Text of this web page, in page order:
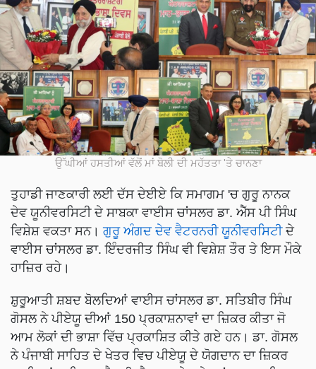
ਉੱਘੀਆਂ ਹਸਤੀਆਂ ਵੱਲੋਂ ਮਾਂ ਬੋਲੀ ਦੀ ਮਹੱਤਤਾ 'ਤੇ ਚਾਨਣਾ
ਤੁਹਾਡੀ ਜਾਣਕਾਰੀ ਲਈ ਦੱਸ ਦੇਈਏ ਕਿ ਸਮਾਗਮ 'ਚ ਗੁਰੂ ਨਾਨਕ
ਦੇਵ ਯੂਨੀਵਰਸਿਟੀ ਦੇ ਸਾਬਕਾ ਵਾਈਸ ਚਾਂਸਲਰ ਡਾ. ਐੱਸ ਪੀ ਸਿੰਘ
ਵਿਸ਼ੇਸ਼ ਵਕਤਾ ਸਨ। ਗੁਰੂ ਅੰਗਦ ਦੇਵ ਵੈਟਰਨਰੀ ਯੂਨੀਵਰਸਿਟੀਦੇ
ਵਾਈਸ ਚਾਂਸਲਰ ਡਾ. ਇੰਦਰਜੀਤ ਸਿੰਘ ਵੀ ਵਿਸ਼ੇਸ਼ ਤੌਰ ਤੇ ਇਸ ਮੌਕੇ
ਹਾਜ਼ਿਰ ਰਹੇ।
ਸ਼ੁਰੂਆਤੀ ਸ਼ਬਦ ਬੋਲਦਿਆਂ ਵਾਈਸ ਚਾਂਸਲਰ ਡਾ. ਸਤਿਬੀਰ ਸਿੰਘ
ਗੋਸਲ ਨੇ ਪੀਏਯੂ ਦੀਆਂ 150 ਪ੍ਰਕਾਸ਼ਨਾਵਾਂ ਦਾ ਜ਼ਿਕਰ ਕੀਤਾ ਜੋ
ਆਮ ਲੋਕਾਂ ਦੀ ਭਾਸ਼ਾ ਵਿੱਚ ਪ੍ਰਕਾਸ਼ਿਤ ਕੀਤੇ ਗਏ ਹਨ। ਡਾ. ਗੋਸਲ
ਨੇ ਪੰਜਾਬੀ ਸਾਹਿਤ ਦੇ ਖੇਤਰ ਵਿਚ ਪੀਏਯੂ ਦੇ ਯੋਗਦਾਨ ਦਾ ਜ਼ਿਕਰ